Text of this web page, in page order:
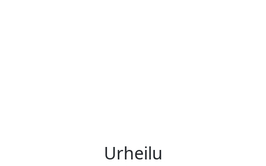
Urheilu